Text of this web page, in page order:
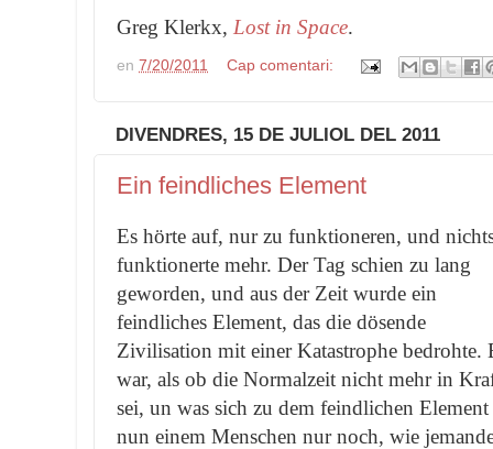
Greg Klerkx, Lost in Space.
en 7/20/2011 Cap comentari:
DIVENDRES, 15 DE JULIOL DEL 2011
Ein feindliches Element
Es hörte auf, nur zu funktioneren, und
funktionerte mehr. Der Tag schien zu lang
geworden, und aus der Zeit wurde ein
feindliches Element, das die dösende
Zivilisation mit einer Katastrophe bedrohte.
war, als ob die Normalzeit nicht mehr in
sei, un was sich zu dem feindlichen
nun einem Menschen nur noch, wie